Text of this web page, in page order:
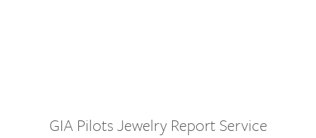
GIA Pilots Jewelry Report Service